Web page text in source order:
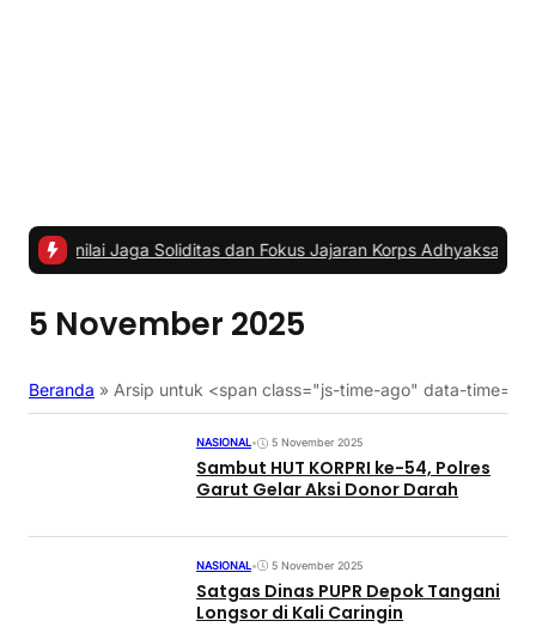
Jaga Soliditas dan Fokus Jajaran Korps Adhyaksa|#2 -Anggota
5 November 2025
Beranda » Arsip untuk <span class="js-time-ago" data-
NASIONAL• 5 November 2025
Sambut HUT KORPRI ke-54, Polres
Garut Gelar Aksi Donor Darah
NASIONAL• 5 November 2025
Satgas Dinas PUPR Depok Tangani
Longsor di Kali Caringin